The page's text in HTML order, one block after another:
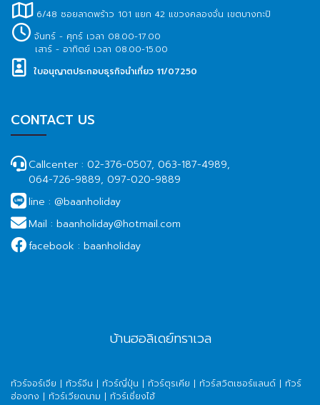
6/48 ซอยลาดพร้าว 101 แยก 42 แขวงคลองจั่น เขตบางกะปิ
จันทร์ - ศุกร์ เวลา 08.00-17.00
เสาร์ - อาทิตย์ เวลา 08.00-15.00
ใบอนุญาตประกอบธุรกิจนำเที่ยว 11/07250
CONTACT US
Callcenter : 02-376-0507, 063-187-4989,
064-726-9889, 097-020-9889
line : @baanholiday
Mail : baanholiday@hotmail.com
facebook : baanholiday
บ้านฮอลิเดย์ทราเวล
ทัวร์จอร์เจีย | ทัวร์จีน | ทัวร์ญี่ปุ่น | ทัวร์ตุรเคีย | ทัวร์สวิตเซอร์แลนด์ | ทัวร์
ฮ่องกง | ทัวร์เวียดนาม | ทัวร์เซี่ยงไฮ้